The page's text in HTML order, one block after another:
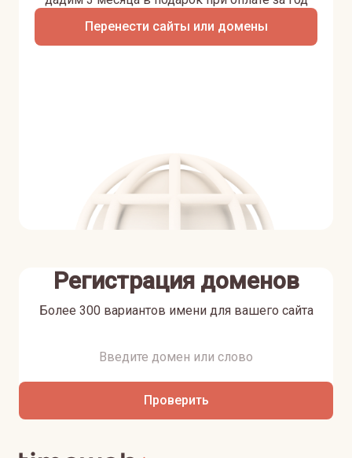
Перенести сайты или домены
Регистрация доменов
Более 300 вариантов имени для вашего сайта
Проверить